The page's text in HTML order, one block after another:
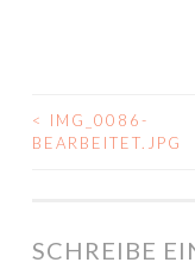
<
IMG_0086-
BEARBEITET.JPG
SCHREIBE